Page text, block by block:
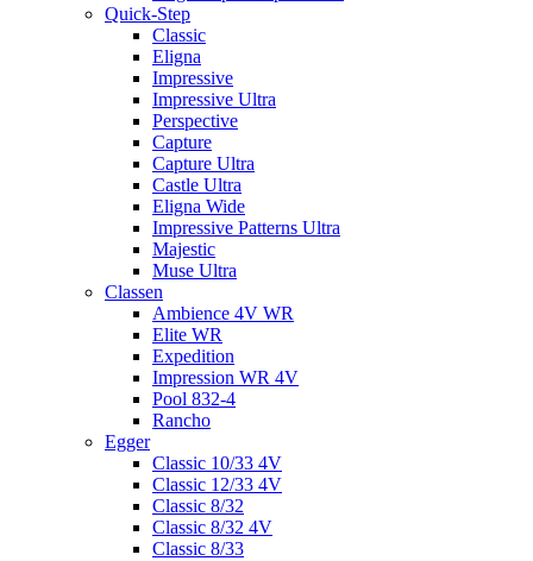
Quick-Step
Classic
Eligna
Impressive
Impressive Ultra
Perspective
Capture
Capture Ultra
Castle Ultra
Eligna Wide
Impressive Patterns Ultra
Majestic
Muse Ultra
Classen
Ambience 4V WR
Elite WR
Expedition
Impression WR 4V
Pool 832-4
Rancho
Egger
Classic 10/33 4V
Classic 12/33 4V
Classic 8/32
Classic 8/32 4V
Classic 8/33